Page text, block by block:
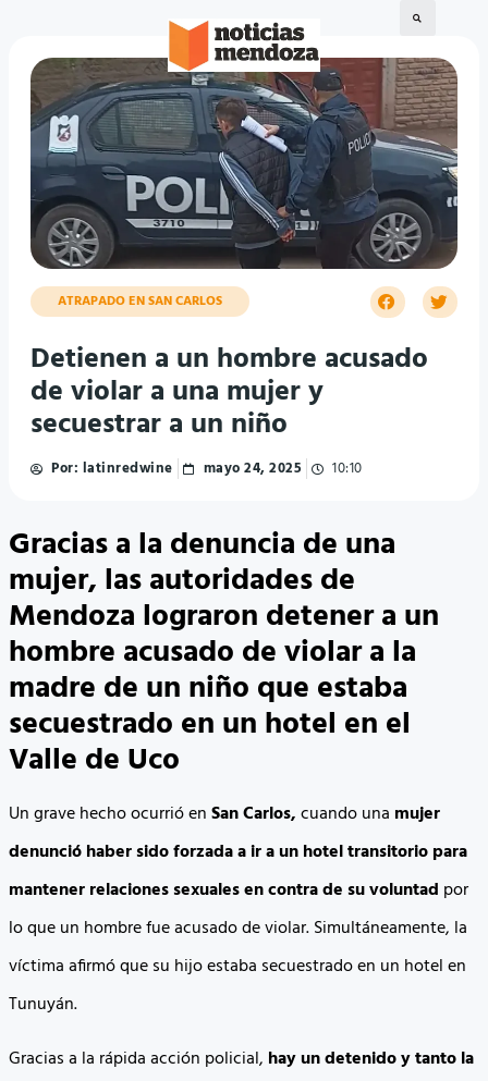
ATRAPADO EN SAN CARLOS
Detienen a un hombre acusado
de violar a una mujer y
secuestrar a un niño
Por: latinredwine mayo 24, 2025 10:10
Gracias a la denuncia de una
mujer, las autoridades de
Mendoza lograron detener a un
hombre acusado de violar a la
madre de un niño que estaba
secuestrado en un hotel en el
Valle de Uco
Un grave hecho ocurrió enSan Carlos,cuando una mujer
denunció haber sido forzada a ir a un hotel transitorio para
mantener relaciones sexuales en contra de su voluntad por
lo que un hombre fue acusado de violar. Simultáneamente, la
víctima afirmó que su hijo estaba secuestrado en un hotel en
Tunuyán.
Gracias a la rápida acción policial, hay un detenido y tanto la